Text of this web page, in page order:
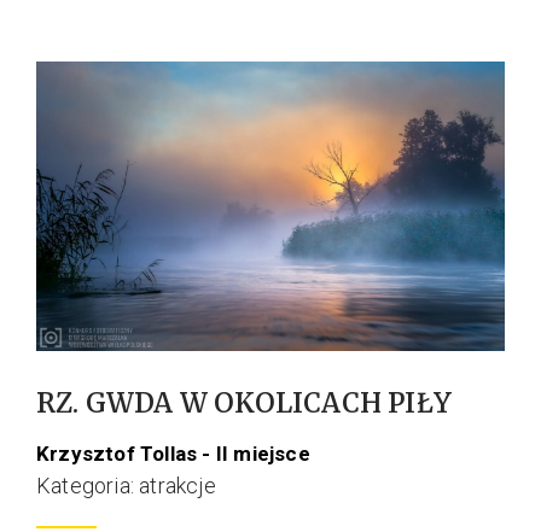
RZ. GWDA W OKOLICACH PIŁY
Krzysztof Tollas - II miejsce
Kategoria: atrakcje